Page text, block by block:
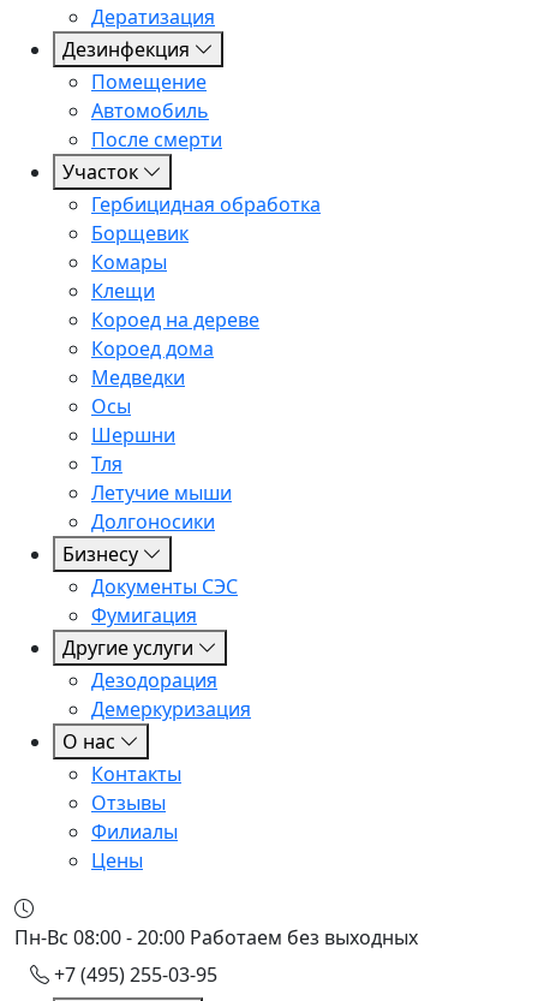
Дератизация
Дезинфекция
Помещение
Автомобиль
После смерти
Участок
Гербицидная обработка
Борщевик
Комары
Клещи
Короед на дереве
Короед дома
Медведки
Осы
Шершни
Тля
Летучие мыши
Долгоносики
Бизнесу
Документы СЭС
Фумигация
Другие услуги
Дезодорация
Демеркуризация
О нас
Контакты
Отзывы
Филиалы
Цены
Пн-Вс 08:00 - 20:00 Работаем без выходных
+7 (495) 255-03-95